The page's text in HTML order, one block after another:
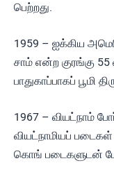
பெற்றது.
1959 – ஐக்கிய
சாம் என்ற குரங்கு
பாதுகாப்பாகப் பூமி
1967 – வியட்நாம்
வியட்நாமியப்
கொங் படைகளுடன்